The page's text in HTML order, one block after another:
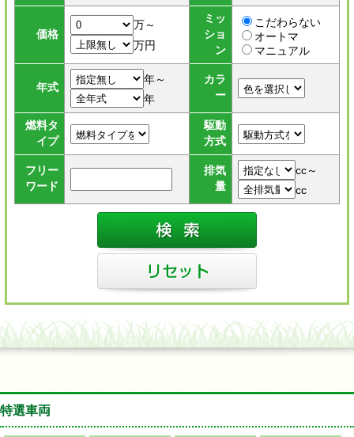
価格
万～
万円
ミッ
ショ
ン
こだわらない
オートマ
マニュアル
年式
年～
年
カラ
ー
燃料タ
イプ
駆動
方式
フリー
ワード
排気
量
cc～
cc
特選車両